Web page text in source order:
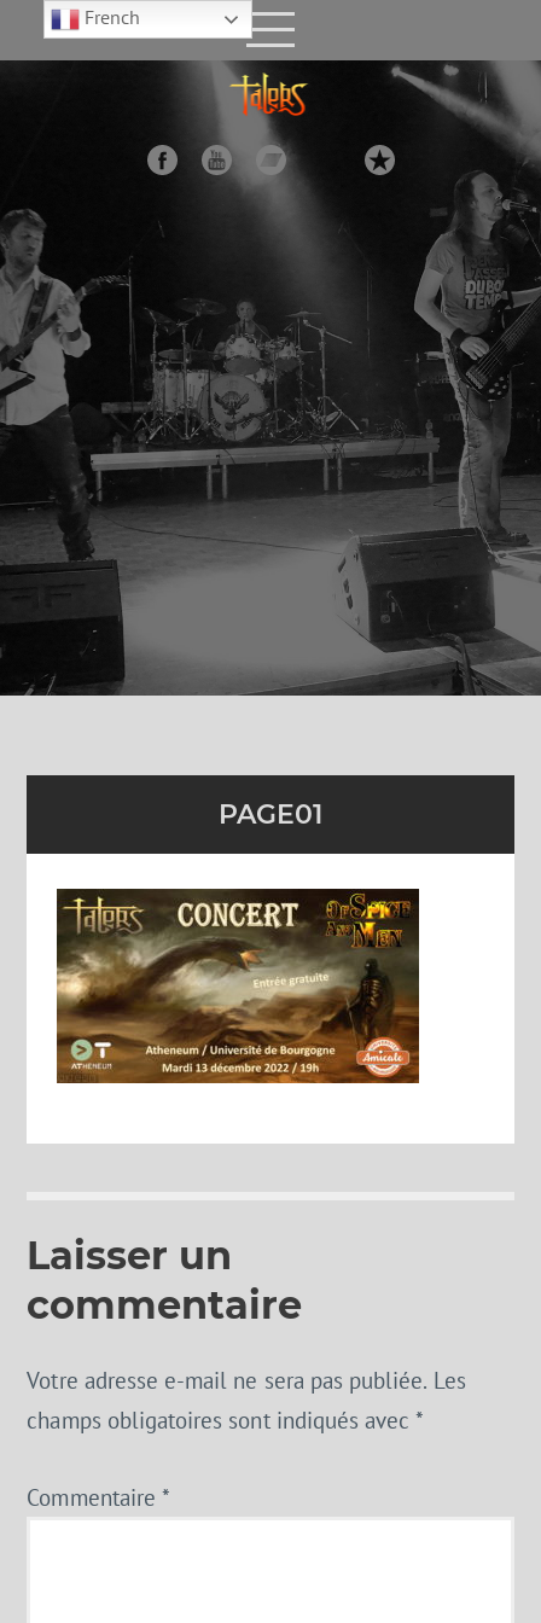
PAGE01
Laisser un
commentaire
Votre adresse e-mail ne sera pas publiée. Les
champs obligatoires sont indiqués avec*
Commentaire *
French